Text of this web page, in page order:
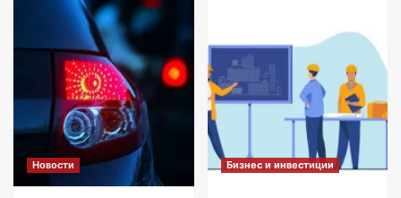
Новости Бизнес и инвестиции